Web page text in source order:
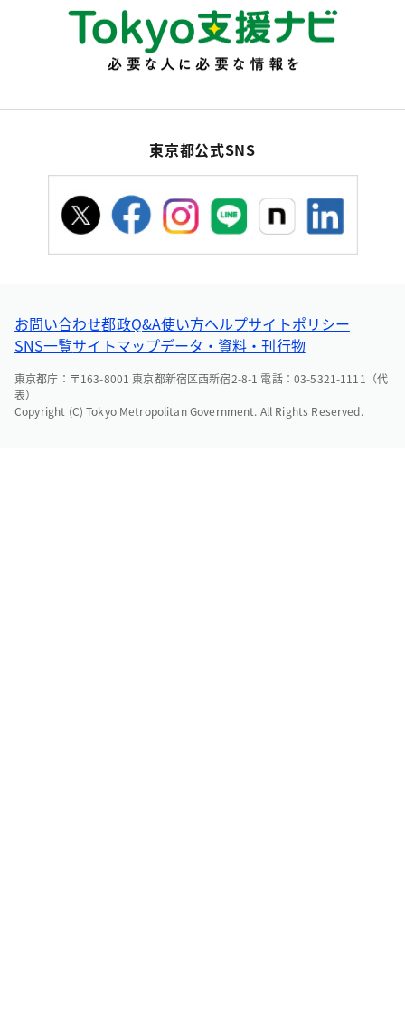
東京都公式SNS
お問い合わせ都政Q&A使い方ヘルプサイトポリシー
SNS一覧サイトマップデータ・資料・刊行物
東京都庁：〒163-8001 東京都新宿区西新宿2-8-1 電話：03-5321-1111（代
表）
Copyright (C) Tokyo Metropolitan Government. All Rights Reserved.